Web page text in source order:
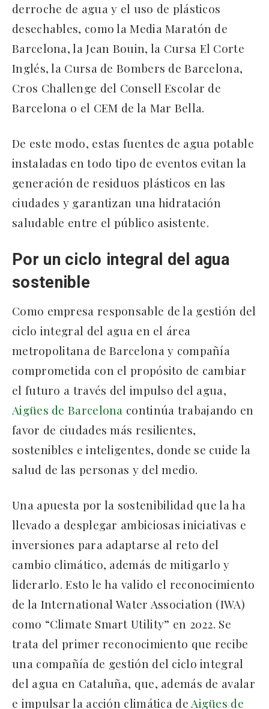
derroche de agua y el uso de plásticos
desechables, como la Media Maratón de
Barcelona, la Jean Bouin, la Cursa El Corte
Inglés, la Cursa de Bombers de Barcelona,
Cros Challenge del Consell Escolar de
Barcelona o el CEM de la Mar Bella.
De este modo, estas fuentes de agua potable
instaladas en todo tipo de eventos evitan la
generación de residuos plásticos en las
ciudades y garantizan una hidratación
saludable entre el público asistente.
Por un ciclo integral del agua
sostenible
Como empresa responsable de la gestión del
ciclo integral del agua en el área
metropolitana de Barcelona y compañía
comprometida con el propósito de cambiar
el futuro a través del impulso del agua,
Aigües de Barcelona continúa trabajando en
favor de ciudades más resilientes,
sostenibles e inteligentes, donde se cuide la
salud de las personas y del medio.
Una apuesta por la sostenibilidad que la ha
llevado a desplegar ambiciosas iniciativas e
inversiones para adaptarse al reto del
cambio climático, además de mitigarlo y
liderarlo. Esto le ha valido el reconocimiento
de la International Water Association (IWA)
como “Climate Smart Utility” en 2022. Se
trata del primer reconocimiento que recibe
una compañía de gestión del ciclo integral
del agua en Cataluña, que, además de avalar
e impulsar la acción climática deAigües de